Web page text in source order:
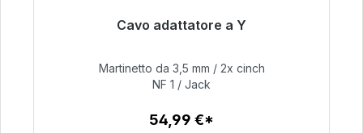
Cavo adattatore a Y
Pronto per la spedizione immediata, tempo di
54,99 €
Martinetto da 3,5 mm / 2x cinch
NF 1 / Jack
54,99 €*